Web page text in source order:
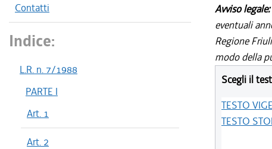
Contatti
Indice:
L.R. n. 7/1988
PARTE I
Art. 1
Art. 2
Avviso legale:
eventuali
Regione
modo della
Scegli il
TESTO
TESTO